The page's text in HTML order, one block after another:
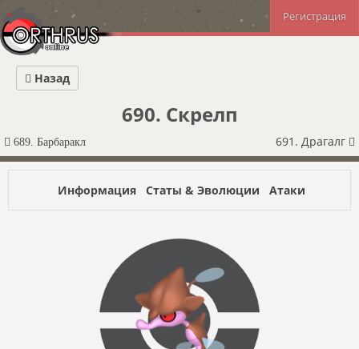
Регистрация
690. Скрелп
689. Барбаракл 691. Драгалг
Назад
Информация Статы & Эволюции Атаки